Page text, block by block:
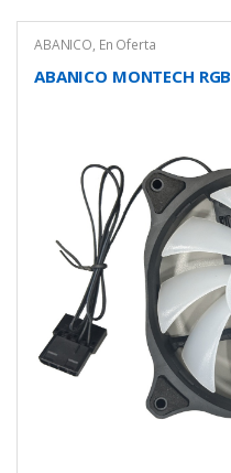
ABANICO, En Oferta
ABANICO MONTECH RGB